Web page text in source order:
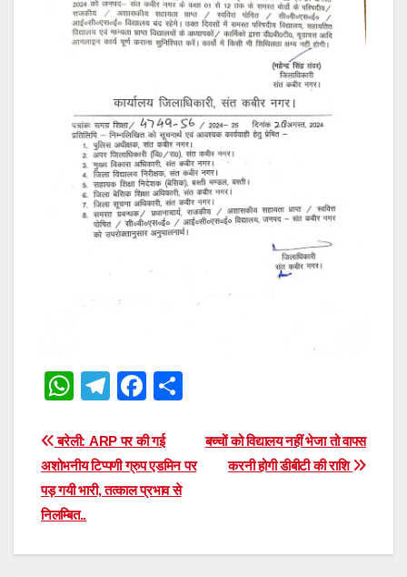
W
at
s
A
p
p
T
e
gr
a
F
c
e
b
o
ar
e
Post
navigation
बच्चों को विद्यालय नहीं भेजा तो वापस
करनी होगी डीबीटी की राशि
बरेली: ARP पर की गई
अशोभनीय टिप्पणी ग्रुप एडमिन पर
पड़ गयी भारी, तत्काल प्रभाव से
निलम्बित..